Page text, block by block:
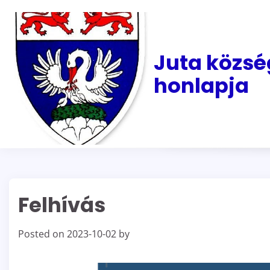
content
Juta
honlapja
Felhívás
Posted on 2023-10-02 by